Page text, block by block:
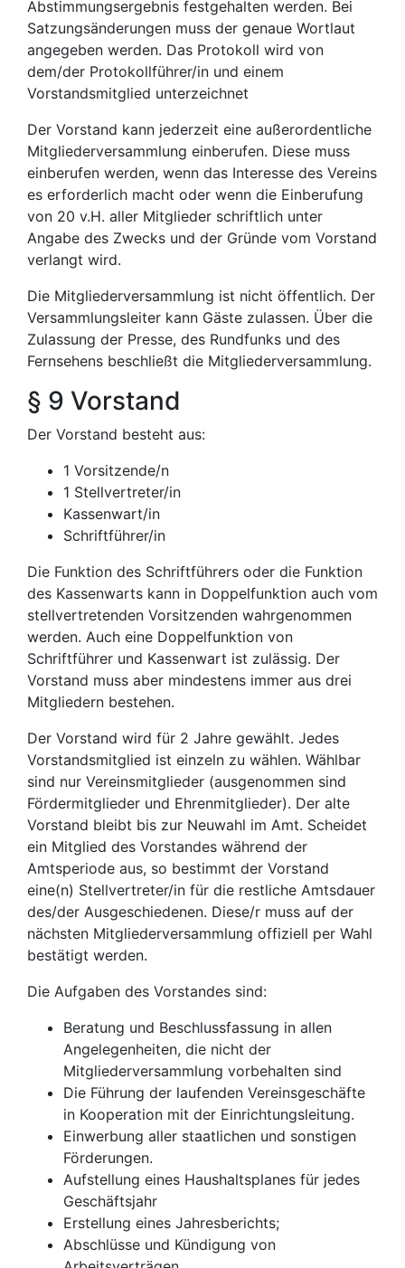
Abstimmungsergebnis festgehalten werden. Bei
Satzungsänderungen muss der genaue Wortlaut
angegeben werden. Das Protokoll wird von
dem/der Protokollführer/in und einem
Vorstandsmitglied unterzeichnet
Der Vorstand kann jederzeit eine außerordentliche
Mitgliederversammlung einberufen. Diese muss
einberufen werden, wenn das Interesse des Vereins
es erforderlich macht oder wenn die Einberufung
von 20 v.H. aller Mitglieder schriftlich unter
Angabe des Zwecks und der Gründe vom Vorstand
verlangt wird.
Die Mitgliederversammlung ist nicht öffentlich. Der
Versammlungsleiter kann Gäste zulassen. Über die
Zulassung der Presse, des Rundfunks und des
Fernsehens beschließt die Mitgliederversammlung.
§ 9 Vorstand
Der Vorstand besteht aus:
1 Vorsitzende/n
1 Stellvertreter/in
Kassenwart/in
Schriftführer/in
Die Funktion des Schriftführers oder die Funktion
des Kassenwarts kann in Doppelfunktion auch vom
stellvertretenden Vorsitzenden wahrgenommen
werden. Auch eine Doppelfunktion von
Schriftführer und Kassenwart ist zulässig. Der
Vorstand muss aber mindestens immer aus drei
Mitgliedern bestehen.
Der Vorstand wird für 2 Jahre gewählt. Jedes
Vorstandsmitglied ist einzeln zu wählen. Wählbar
sind nur Vereinsmitglieder (ausgenommen sind
Fördermitglieder und Ehrenmitglieder). Der alte
Vorstand bleibt bis zur Neuwahl im Amt. Scheidet
ein Mitglied des Vorstandes während der
Amtsperiode aus, so bestimmt der Vorstand
eine(n) Stellvertreter/in für die restliche Amtsdauer
des/der Ausgeschiedenen. Diese/r muss auf der
nächsten Mitgliederversammlung offiziell per Wahl
bestätigt werden.
Die Aufgaben des Vorstandes sind:
Beratung und Beschlussfassung in allen
Angelegenheiten, die nicht der
Mitgliederversammlung vorbehalten sind
Die Führung der laufenden Vereinsgeschäfte
in Kooperation mit der Einrichtungsleitung.
Einwerbung aller staatlichen und sonstigen
Förderungen.
Aufstellung eines Haushaltsplanes für jedes
Geschäftsjahr
Erstellung eines Jahresberichts;
Abschlüsse und Kündigung von